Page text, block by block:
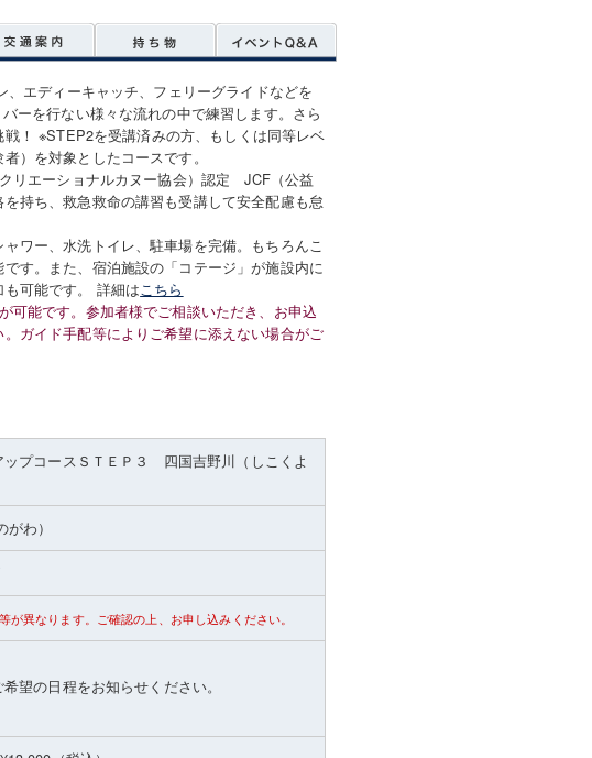
エディーキャッチ、フェリーグライドなどを
ーを行ない様々な流れの中で練習します。さら
！ ※STEP2を受講済みの方、もしくは同等レベ
）を対象としたコースです。
リエーショナルカヌー協会）認定 JCF（公益
持ち、救急救命の講習も受講して安全配慮も怠
ワー、水洗トイレ、駐車場を完備。もちろんこ
す。また、宿泊施設の「コテージ」が施設内に
可能です。 詳細はこちら
可能です。参加者様でご相談いただき、お申込
ガイド手配等によりご希望に添えない場合がご
プコースＳＴＥＰ３ 四国吉野川（しこくよ
わ）
が異なります。ご確認の上、お申し込みください。
望の日程をお知らせください。